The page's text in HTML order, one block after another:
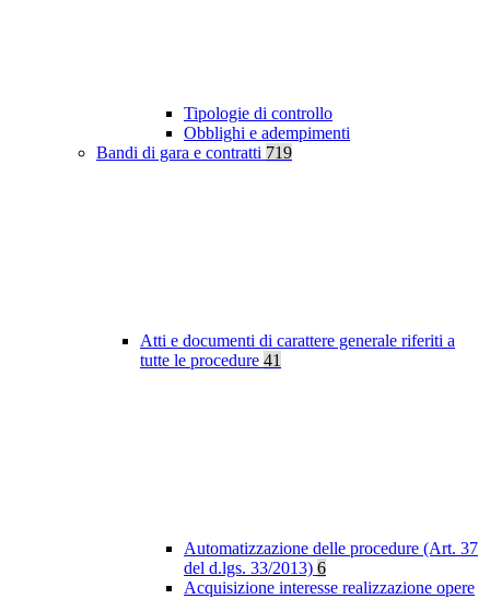
Tipologie di controllo
Obblighi e adempimenti
Bandi di gara e contratti 719
Atti e documenti di carattere generale riferiti a
tutte le procedure 41
Automatizzazione delle procedure (Art. 37
del d.lgs. 33/2013) 6
Acquisizione interesse realizzazione opere